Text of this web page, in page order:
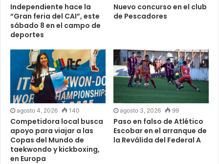
Independiente hace la
“Gran feria del CAI”, este
sábado 8 en el campo de
deportes
Nuevo concurso en el club
de Pescadores
agosto 4, 2026 140
Competidora local busca
apoyo para viajar a las
Copas del Mundo de
taekwondo y kickboxing,
en Europa
agosto 3, 2026 99
Paso en falso de Atlético
Escobar en el arranque de
la Reválida del Federal A